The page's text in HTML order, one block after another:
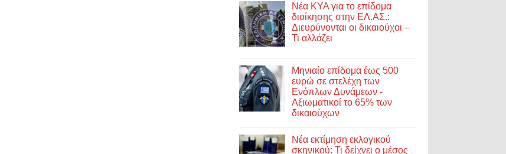
Νέα ΚΥΑ για το επίδομα
διοίκησης στην ΕΛ.ΑΣ.:
Διευρύνονται οι δικαιούχοι –
Τι αλλάζει
Μηνιαίο επίδομα έως 500
ευρώ σε στελέχη των
Ενόπλων Δυνάμεων -
Αξιωματικοί το 65% των
δικαιούχων
Νέα εκτίμηση εκλογικού
σκηνικού: Τι δείχνει ο μέσος